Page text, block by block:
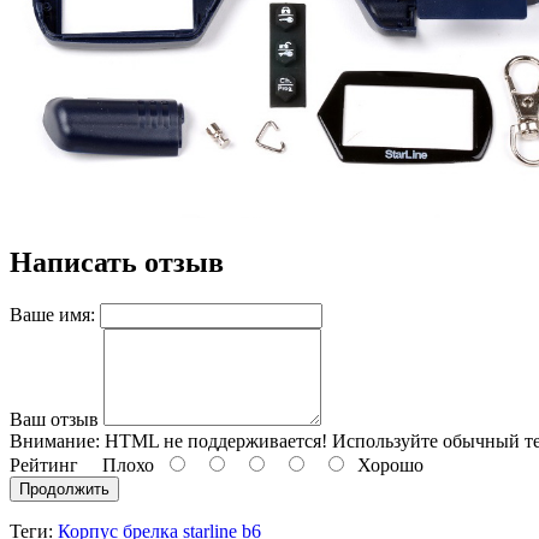
Написать отзыв
Ваше имя:
Ваш отзыв
Внимание: HTML не поддерживается! Используйте обычный
Рейтинг Плохо Хорошо
Продолжить
Теги: Корпус брелка starline b6